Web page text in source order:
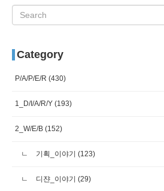
Category
P/A/P/E/R (430)
1_D/I/A/R/Y (193)
2_W/E/B (152)
기획_이야기 (123)
디쟌_이야기 (29)